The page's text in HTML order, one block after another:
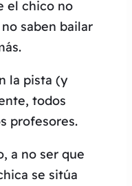
el chico no
saben bailar
la pista (y
todos
profesores.
a no ser que
se sitúa